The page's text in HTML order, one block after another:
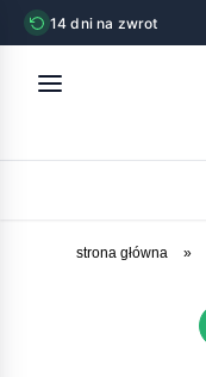
14 dni na zwrot
strona główna »